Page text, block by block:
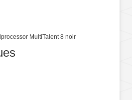
MultiTalent 8 noir